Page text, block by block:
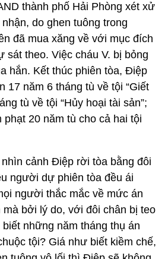
thành phố Hải Phòng xét xử
do ghen tuông trong
đã mua xăng về với mục đích
sát theo. Việc cháu V. bị bỏng
hắn. Kết thúc phiên tòa, Điệp
17 năm 6 tháng tù về tội “Giết
tù về tội “Hủy hoại tài sản”;
20 năm tù cho cả hai tội
cảnh Điệp rời tòa bằng đôi
người dự phiên tòa đều ái
người thắc mắc về mức án
bởi lý do, với đôi chân bị teo
những năm tháng thụ án
tội? Giá như biết kiềm chế,